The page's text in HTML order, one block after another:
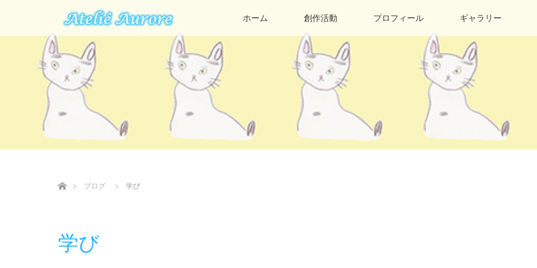
ホーム 創作活動 プロフィール ギャラリー
ブログ
学び
学び